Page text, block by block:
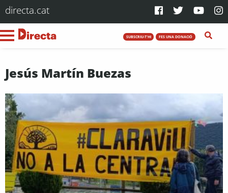
directa.cat
SUBSCRIU-T'HI FES UNA DONACIÓ
Jesús Martín Buezas